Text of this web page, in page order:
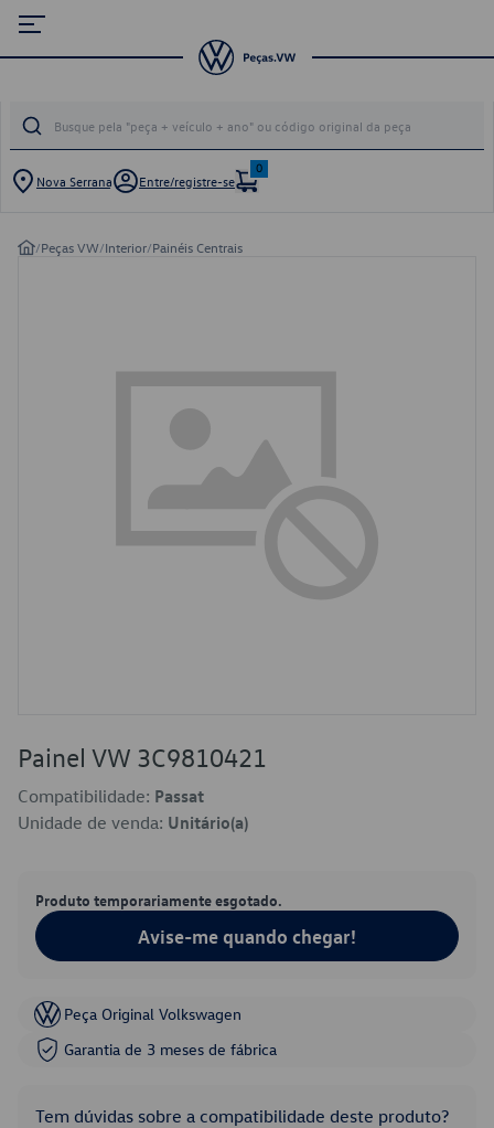
Nova Serrana Entre/registre-se
0
/Peças VW/Interior/Painéis Centrais
Painel VW 3C9810421
Compatibilidade: Passat
Unidade de venda: Unitário(a)
Produto temporariamente esgotado.
Avise-me quando chegar!
Peça Original Volkswagen
Garantia de 3 meses de fábrica
Tem dúvidas sobre a compatibilidade deste produto?